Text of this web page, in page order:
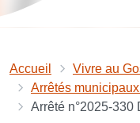
Accueil Vivre au
Arrêtés
Arrêté n°2025-330